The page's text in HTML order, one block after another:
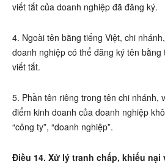
viết tắt của doanh nghiệp đã đăng ký.
4. Ngoài tên bằng tiếng Việt, chi
doanh nghiệp có thể đăng ký tên
viết tắt.
5. Phần tên riêng trong tên chi nhánh,
điểm kinh doanh của doanh nghiệp
“công ty”, “doanh nghiệp”.
Điều 14. Xử lý tranh chấp, khiếu nại